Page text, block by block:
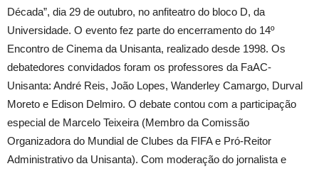
Década”, dia 29 de outubro, no anfiteatro do bloco D, da
Universidade. O evento fez parte do encerramento do 14º
Encontro de Cinema da Unisanta, realizado desde 1998. Os
debatedores convidados foram os professores da FaAC-
Unisanta: André Reis, João Lopes, Wanderley Camargo, Durval
Moreto e Edison Delmiro. O debate contou com a participação
especial de Marcelo Teixeira (Membro da Comissão
Organizadora do Mundial de Clubes da FIFA e Pró-Reitor
Administrativo da Unisanta). Com moderação do jornalista e